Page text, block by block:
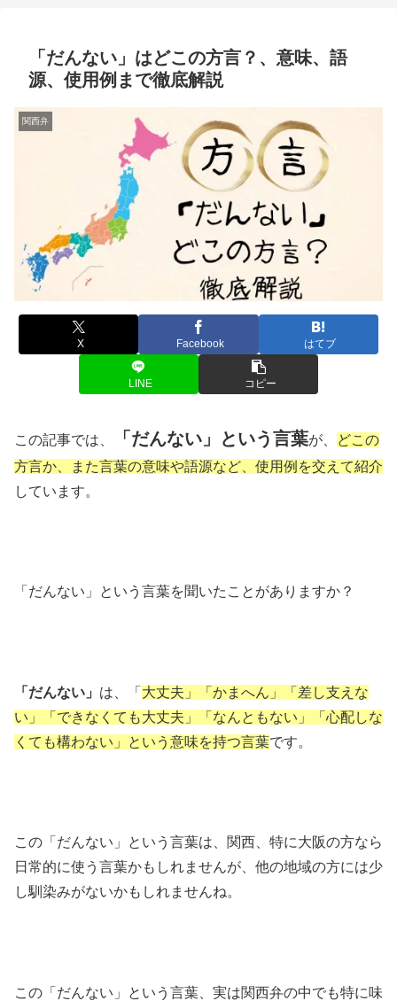
「だんない」はどこの方言？、意味、語
源、使用例まで徹底解説
関西弁
X Facebook はてブ
LINE コピー
この記事では、 「だんない」という言葉が、
どこの
方言か、また言葉の意味や語源など、使用例を交えて紹介
しています。
「だんない」という言葉を聞いたことがありますか？
「だんない」 は、「 大丈夫」「かまへん」「差し支えな
い」「できなくても大丈夫」「なんともない」「心配しな
くても構わない」という意味を持つ言葉です。
この「だんない」という言葉は、関西、特に大阪の方なら
日常的に使う言葉かもしれませんが、他の地域の方には少
し馴染みがないかもしれませんね。
この「だんない」という言葉、実は関西弁の中でも特に味